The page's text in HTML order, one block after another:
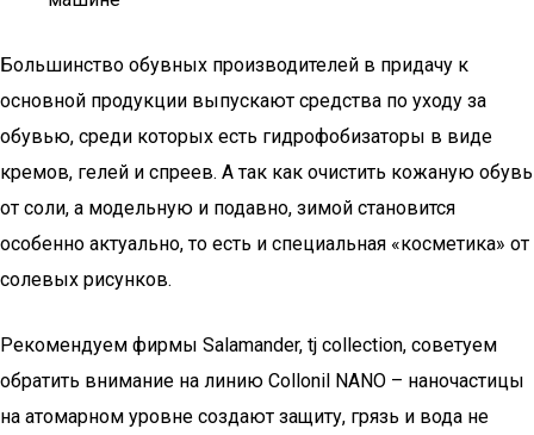
Большинство обувных производителей в придачу к
основной продукции выпускают средства по уходу за
обувью, среди которых есть гидрофобизаторы в виде
кремов, гелей и спреев. А так как очистить кожаную обувь
от соли, а модельную и подавно, зимой становится
особенно актуально, то есть и специальная «косметика» от
солевых рисунков.
Рекомендуем фирмы Salamander, tj collection, советуем
обратить внимание на линию Collonil NANO – наночастицы
на атомарном уровне создают защиту, грязь и вода не